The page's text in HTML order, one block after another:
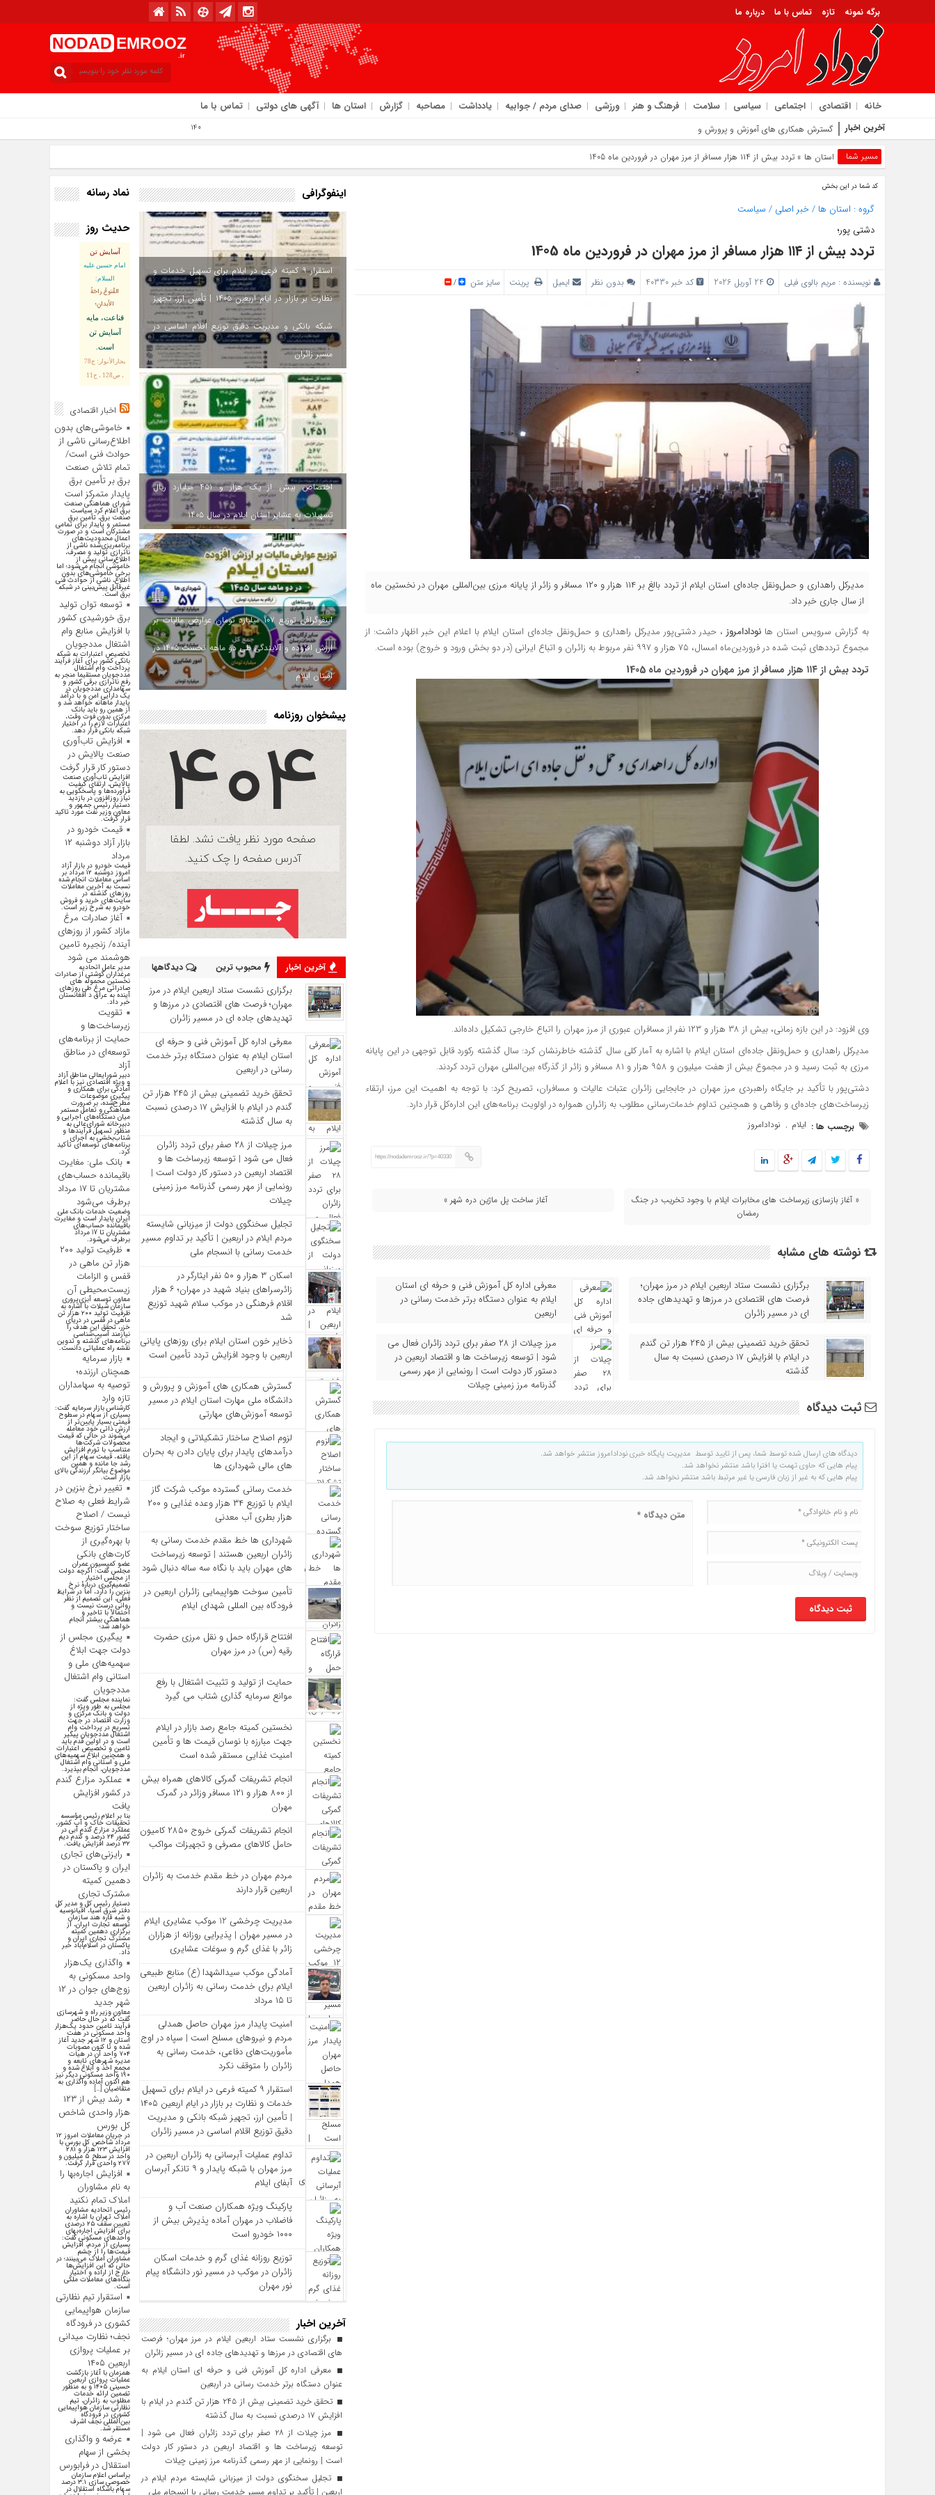
برگه نمونه تازه تماس با ما درباره ما
NODAD EMROOZ
.ir
خانه اقتصادی اجتماعی سیاسی سلامت فرهنگ و هنر ورزشی صدای مردم / جوابیه یادداشت مصاحبه گزارش استان ها آگهی های دولتی تماس با ما
آخرین اخبار گسترش همکاری‌ های آموزش و پرورش و دانشگاه ملی مهارت استان ایلام در مسیر توسعه
مسیر شما استان ها » تردد بیش از ۱۱۴ هزار مسافر از مرز مهران در فروردین‌ ماه 1405
کد شما در این بخش
گروه : استان ها /خبر اصلی / سیاست
دشتی پور؛
تردد بیش از ۱۱۴ هزار مسافر از مرز مهران در فروردین‌ ماه 1405
نویسنده : مریم بالوی فیلی کد خبر 40330 بدون نظر ایمیل پرینت سایز متن /
مدیرکل راهداری و حمل‌ونقل جاده‌ای استان ایلام از تردد بالغ بر ۱۱۴ هزار و ۱۲۰ مسافر و زائر از پایانه مرزی بین‌المللی مهران در نخستین ماه
از سال جاری خبر داد.
به گزارش سرویس استان ها نودادامروز، حیدر دشتی‌پور مدیرکل راهداری و حمل‌ونقل جاده‌ای استان ایلام با اعلام این خبر اظهار داشت: از
مجموع ترددهای ثبت شده در فروردین‌ماه امسال، ۷۵ هزار و ۹۹۷ نفر مربوط به زائران و اتباع ایرانی (در دو بخش ورود و خروج) بوده است.
تردد بیش از ۱۱۴ هزار مسافر از مرز مهران در فروردین‌ ماه 1405
‌وی افزود: در این بازه زمانی، بیش از ۳۸ هزار و ۱۲۳ نفر از مسافران عبوری از مرز مهران را اتباع خارجی تشکیل داده‌اند.
‌مدیرکل راهداری و حمل‌ونقل جاده‌ای استان ایلام با اشاره به آمار کلی سال گذشته خاطرنشان کرد: سال گذشته رکورد قابل توجهی در این پایانه
مرزی به ثبت رسید و در مجموع بیش از هفت میلیون و ۹۵۸ هزار و ۸۱ مسافر و زائر از گذرگاه بین‌المللی مهران تردد کردند.
‌دشتی‌پور با تأکید بر جایگاه راهبردی مرز مهران در جابجایی زائران عتبات عالیات و مسافران، تصریح کرد: با توجه به اهمیت این مرز، ارتقاء
زیرساخت‌های جاده‌ای و رفاهی و همچنین تداوم خدمات‌رسانی مطلوب به زائران همواره در اولویت برنامه‌های این اداره‌کل قرار دارد.
برچسب ها : ایلام , نودادامروز
https://nodademrooz.ir/?p=40330
« آغاز بازسازی زیرساخت‌ های مخابرات ایلام با وجود تخریب در جنگ
رمضان
آغاز ساخت پل ماژین دره‌ شهر »
نوشته های مشابه
برگزاری نشست ستاد اربعین ایلام در مرز مهران؛
فرصت‌ های اقتصادی در مرزها و تهدیدهای جاده‌
ای در مسیر زائران
معرفی اداره کل آموزش فنی و حرفه‌ ای استان
ایلام به‌ عنوان دستگاه برتر خدمت‌ رسانی در
اربعین
تحقق خرید تضمینی بیش از ۲۴۵ هزار تن گندم
در ایلام با افزایش ۱۷ درصدی نسبت به سال
گذشته
مرز چیلات از ۲۸ صفر برای تردد زائران فعال می‌
شود | توسعه زیرساخت‌ ها و اقتصاد اربعین در
دستور کار دولت است | رونمایی از مهر رسمی
گذرنامه مرز زمینی چیلات
ثبت دیدگاه
دیدگاه های ارسال شده توسط شما، پس از تایید توسط مدیریت پایگاه خبری نودادامروز منتشر خواهد شد.
پیام هایی که حاوی تهمت یا افترا باشد منتشر نخواهد شد.
پیام هایی که به غیر از زبان فارسی یا غیر مرتبط باشد منتشر نخواهد شد.
اینفوگرافی
استقرار ۹ کمیته فرعی در ایلام برای تسهیل خدمات و
نظارت بر بازار در ایام اربعین ۱۴۰۵ | تأمین ارز، تجهیز
شبکه بانکی و مدیریت دقیق توزیع اقلام اساسی در
مسیر زائران
اختصاص بیش از یک هزار و ۴۵۱ میلیارد ریال
تسهیلات به عشایر استان ایلام در سال ۱۴۰۵
اینفوگرافی توزیع ۱۰۷ میلیارد تومان عوارض مالیات بر
ارزش افزوده و آلایندگی طی دو ماهه نخست ۱۴۰۵ در
استان ایلام
پیشخوان روزنامه
آخرین اخبار محبوب ترین دیدگاهها
برگزاری نشست ستاد اربعین ایلام در مرز
مهران؛ فرصت‌ های اقتصادی در مرزها و
تهدیدهای جاده‌ ای در مسیر زائران
معرفی اداره کل آموزش فنی و حرفه‌ ای
استان ایلام به‌ عنوان دستگاه برتر خدمت‌
رسانی در اربعین
تحقق خرید تضمینی بیش از ۲۴۵ هزار تن
گندم در ایلام با افزایش ۱۷ درصدی نسبت
به سال گذشته
مرز چیلات از ۲۸ صفر برای تردد زائران
فعال می‌ شود | توسعه زیرساخت‌ ها و
اقتصاد اربعین در دستور کار دولت است |
رونمایی از مهر رسمی گذرنامه مرز زمینی
چیلات
تجلیل سخنگوی دولت از میزبانی شایسته
مردم ایلام در اربعین | تأکید بر تداوم مسیر
خدمت‌ رسانی با انسجام ملی
اسکان ۳ هزار و ۵۰ نفر ایثارگر در
زائرسراهای بنیاد شهید در مهران؛ ۶ هزار
اقلام فرهنگی در موکب سلام شهید توزیع
شد
ذخایر خون استان ایلام برای روزهای پایانی
اربعین با وجود افزایش تردد تأمین است
گسترش همکاری‌ های آموزش و پرورش و
دانشگاه ملی مهارت استان ایلام در مسیر
توسعه آموزش‌های مهارتی
لزوم اصلاح ساختار تشکیلاتی و ایجاد
درآمدهای پایدار برای پایان دادن به بحران‌
های مالی شهرداری‌ ها
خدمت رسانی گسترده موکب شرکت گاز
ایلام با توزیع ۳۴ هزار وعده غذایی و ۲۰۰
هزار بطری آب معدنی
شهرداری‌ ها خط مقدم خدمت ‌رسانی به
زائران اربعین هستند | توسعه زیرساخت
‌های مهران باید با نگاه سه‌ ساله دنبال شود
تأمین سوخت هواپیمایی زائران اربعین در
فرودگاه بین المللی شهدای ایلام
افتتاح قرارگاه حمل‌ و نقل مرزی حضرت
رقیه (س) در مرز مهران
حمایت از تولید و تثبیت اشتغال با رفع
موانع سرمایه‌ گذاری شتاب می‌ گیرد
نخستین کمیته جامع رصد بازار در ایلام
جهت مبارزه با نوسان قیمت‌ ها و تأمین
امنیت غذایی مستقر شده است
انجام تشریفات گمرکی کالاهای همراه بیش
از ۸۰۰ هزار و ۱۲۱ مسافر وزائر در گمرک
مهران
انجام تشریفات گمرکی خروج ۲۸۵۰ کامیون
حامل کالاهای مصرفی و تجهیزات مواکب
مردم مهران در خط مقدم خدمت به زائران
اربعین قرار دارند
مدیریت چرخشی 12 موکب‌ عشایری ایلام
در مسیر مهران | پذیرایی روزانه از هزاران
زائر با غذای گرم و سوغات عشایری
آمادگی موکب سیدالشهدا (ع) منابع طبیعی
ایلام برای خدمت‌ رسانی به زائران اربعین
تا ۱۵ مرداد
امنیت پایدار مرز مهران حاصل همدلی
مردم و نیروهای مسلح است | سپاه در اوج
مأموریت‌های دفاعی، خدمت‌ رسانی به
زائران را متوقف نکرد
استقرار ۹ کمیته فرعی در ایلام برای تسهیل
خدمات و نظارت بر بازار در ایام اربعین ۱۴۰۵
| تأمین ارز، تجهیز شبکه بانکی و مدیریت
دقیق توزیع اقلام اساسی در مسیر زائران
تداوم عملیات آبرسانی به زائران اربعین در
مرز مهران با شبکه پایدار و ۹ تانکر آبرسان
آبفای ایلام
پارکینگ ویژه همکاران صنعت آب و
فاضلاب در مهران آماده پذیرش بیش از
۱۰۰۰ خودرو است
توزیع روزانه غذای گرم و خدمات اسکان
زائران در موکب در مسیر نور دانشگاه پیام
نور مهران
آخرین اخبار
برگزاری نشست ستاد اربعین ایلام در مرز مهران؛ فرصت‌
های اقتصادی در مرزها و تهدیدهای جاده‌ ای در مسیر زائران
معرفی اداره کل آموزش فنی و حرفه‌ ای استان ایلام به‌
عنوان دستگاه برتر خدمت‌ رسانی در اربعین
تحقق خرید تضمینی بیش از ۲۴۵ هزار تن گندم در ایلام با
افزایش ۱۷ درصدی نسبت به سال گذشته
مرز چیلات از ۲۸ صفر برای تردد زائران فعال می‌ شود |
توسعه زیرساخت‌ ها و اقتصاد اربعین در دستور کار دولت
است | رونمایی از مهر رسمی گذرنامه مرز زمینی چیلات
تجلیل سخنگوی دولت از میزبانی شایسته مردم ایلام در
اربعین | تأکید بر تداوم مسیر خدمت‌ رسانی با انسجام ملی
نماد رسانه
حدیث روز
آسایش تن
امام حسین علیه
السلام:
القُنوعُ راحَةُ
الأبدانِ؛
قناعت، مايه
آسايش تن
است.
بحارالأنوار: ج78
، ص128 ، ح11
اخبار اقتصادی
خاموشی‌های بدون
اطلاع‌رسانی ناشی از
حوادث فنی است/
تمام تلاش صنعت
برق بر تأمین برق
پایدار متمرکز است
شورای هماهنگی صنعت
برق اعلام کرد سیاست
صنعت برق، تأمین برق
مستمر و پایدار برای تمامی
مشترکان است و در صورت
اعمال محدودیت‌های
برنامه‌ریزی‌شده ناشی از
ناترازی تولید و مصرف،
اطلاع‌رسانی پیش از
خاموشی انجام می‌شود؛ اما
برخی خاموشی‌های بدون
اطلاع، ناشی از حوادث فنی
غیرقابل پیش‌بینی در شبکه
برق است.
توسعه توان تولید
برق خورشیدی کشور
با افزایش منابع وام
اشتغال مددجویان
تخصیص اعتبارات به شبکه
بانکی کشور برای آغاز فرآیند
پرداخت وام اشتغال
مددجویان مستقیما منجر به
رفع ناترازی برقی کشور و
سهامداری مددجویان در
یک دارایی امن و با درآمد
پایدار ماهانه خواهد شد و
از همین رو باید بانک
مرکزی بدون فوت وقت،
اعتبارات لازم را در اختیار
شبکه بانکی قرار دهد.
افزایش تاب‌آوری
صنعت پالایش در
دستور کار قرار گرفت
افزایش تاب‌آوری صنعت
پالایش، ارتقای کیفیت
فرآورده‌ها و پاسخگویی به
نیاز روزافزون در بازدید
دستیار رئیس جمهور و
معاون وزیر نفت مورد تاکید
قرار گرفت.
قیمت خودرو در
بازار آزاد دوشنبه ۱۲
مرداد
قیمت خودرو در بازار آزاد
امروز دوشنبه ۱۲ مرداد بر
اساس معاملات انجام شده
نسبت به آخرین معاملات
روز‌های گذشته در
سایت‌های خرید و فروش
خودرو به شرح زیر است.
آغاز صادرات مرغ
مازاد کشور از روزهای
آینده/ زنجیره تامین
هوشمند می شود
مدیر عامل اتحادیه
مرغداران گوشتی از صادرات
نخستین محموله های
صادراتی مرغ طی روزهای
آینده به عراق د افغانستان
خبر داد.
تقویت
زیرساخت‌ها و
حمایت از برنامه‌های
توسعه‌ای در مناطق
آزاد
دبیر شورایعالی مناطق آزاد
و ویژه اقتصادی نیز با اعلام
آمادگی برای همکاری و
پیگیری موضوعات
مطرح‌شده، بر ضرورت
هماهنگی و تعامل مستمر
میان دستگاه‌های اجرایی و
دبیرخانه شورای‌عالی به
منظور تسهیل فرآیند‌ها و
شتاب‌بخشی به اجرای
برنامه‌های توسعه‌ای تأکید
کرد.
بانک ملی: مغایرت
باقیمانده حساب‌های
مشتریان تا ۱۷ مرداد
برطرف می‌شود
وضعیت خدمات بانک ملی
ایران پایدار است و مغایرت‌
باقیمانده حساب‌های
مشتریان تا 17 مرداد
برطرف می‌شود.
ظرفیت تولید ۲۰۰
هزار تن ماهی در
قفس و الزامات
زیست‌محیطی آن
معاون توسعه آبزی‌پروری
سازمان شیلات با اشاره به
ظرفیت تولید ۲۰۰ هزار تن
ماهی در قفس در دریای
خزر، تحقق این هدف را
نیازمند آسیب‌شناسی
برنامه‌های گذشته و تدوین
نقشه راه عملیاتی دانست.
بازار سرمایه
همچنان ارزنده؛
توصیه به سهامداران
تازه وارد
کارشناس بازار سرمایه گفت:
بسیاری از سهام در سطوح
قیمتی بسیار پایین‌تر از
ارزش ذاتی خود معامله
می‌شوند در حالی که قیمت
محصولات شرکت‌ها
متناسب با تورم افزایش
یافته، قیمت سهام از این
رشد جا مانده و همین
موضوع بیانگر ارزندگی بالای
بازار است.
تغییر نرخ بنزین در
شرایط فعلی به صلاح
نیست / اصلاح
ساختار توزیع سوخت
با بهره‌گیری از
کارت‌های بانکی
عضو کمیسیون عمران
مجلس گفت: اگرچه دولت
از مجلس اختیار
تصمیم‌گیری دربارهٔ نرخ
بنزین را دارد، اما در شرایط
فعلی، این تصمیم از نظر
روانی درست نیست و
احتمالاً با تاخیر و
هماهنگی بیشتر انجام
خواهد شد؛
پیگیری مجلس از
دولت جهت ابلاغ
سهمیه‌های ملی و
استانی وام اشتغال
مددجویان
نماینده مجلس گفت:
مجلس به طور ویژه از
دولت و بانک مرکزی و
وزارت اقتصاد در جهت
تسریع در پرداخت وام
اشتغال مددجویان پیگیر
است و در اولین قدم باید
تامین و تخصیص اعتبارات
و همچنین ابلاغ سهمیه‌های
ملی و استانی وام اشتغال
مددجویان، انجام بپذیرد.
عملکرد مزارع گندم
در کشور افزایش
یافت
بنا بر اعلام رئیس مؤسسه
تحقیقات خاک و آب کشور،
عملکرد مزارع گندم آبی در
کشور ۲۴ درصد و گندم دیم
۳۲ درصد افزایش یافت.
رایزنی‌های تجاری
ایران و پاکستان در
دهمین کمیته
مشترک تجاری
دستیار رئیس کل و مدیر کل
دفتر شرق آسیا، اقیانوسیه
و شبه قاره هند سازمان
توسعه تجارت ایران، از
برگزاری دهمین کمیته
مشترک تجاری ایران و
پاکستان در اسلام‌آباد خبر
داد.
واگذاری یک‌هزار
واحد مسکونی به
زوج‌های جوان در ۱۲
شهر جدید
معاون وزیر راه و شهرسازی
گفت که در حال حاضر
فرآیند تامین حدود یک‌هزار
واحد مسکونی در هفت
استان و ۱۲ شهر جدید آغاز
شده و تا کنون مصوبات
۷۰۴ واحد آن در هیات
مدیره شهرهای تابعه و
مجمع اخذ و ابلاغ شده و
۱۹۰ واحد مسکونی دیگر نیز
هم اکنون آماده واگذاری به
متقاضیان […]
رشد بیش از ۱۲۳
هزار واحدی شاخص
کل بورس
در جریان معاملات امروز ۱۲
مرداد شاخص کل بورس با
افزایش ۱۲۳ هزار و ۲۸۱
واحد در سطح ۵ میلیون و
۲۷۷ واحدی قرار گرفت.
افزایش اجاره‌بها را
به نام مشاوران
املاک تمام نکنید
رئیس اتحادیه مشاوران
املاک تهران با اشاره به
تعیین سقف ۲۵ درصدی
برای افزایش اجاره‌بهای
واحد‌های مسکونی گفت:
بسیاری از مردم، افزایش
قیمت‌ها را از چشم
مشاوران املاک می‌بینند؛ در
حالی که این افزایش‌ها
خارج از اراده و اختیار
بنگاه‌های معاملات ملکی
است.
استقرار تیم نظارتی
سازمان هواپیمایی
کشوری در فرودگاه
نجف؛ نظارت میدانی
بر عملیات پروازی
اربعین ۱۴۰۵
همزمان با آغاز بازگشت
عملیات پروازی اربعین
حسینی ۱۴۰۵ و به منظور
تضمین ارائه خدمات
مطلوب به زائران، تیم
نظارتی سازمان هواپیمایی
کشوری در فرودگاه
بین‌المللی نجف اشرف
مستقر شد.
عرضه و واگذاری
بخشی از سهام
استقلال در فرابورس
براساس اعلام سازمان
خصوصی سازی ۳.۱ درصد
سهام باشگاه استقلال در